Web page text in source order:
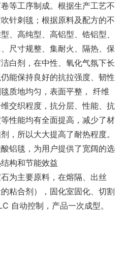
等工序制成。根据生产工艺不
针刺毯；根据原料及配方的不
、高纯型、高铝型、锆铝型、
尺寸规整、集耐火、隔热、保
白剂，在中性、氧化气氛下长
能保持良好的抗拉强度、韧性
质地均匀，表面平整， 纤维
交织程度，抗分层、性能、抗
性能均有全面提高，减少了材
，所以大大提高了耐热程度。
铝毯，为用户提供了宽阔的选
构和节能效益
为主要原料，在熔隔、出丝
粘合剂），固化室固化、切割
自动控制，产品一次成型。